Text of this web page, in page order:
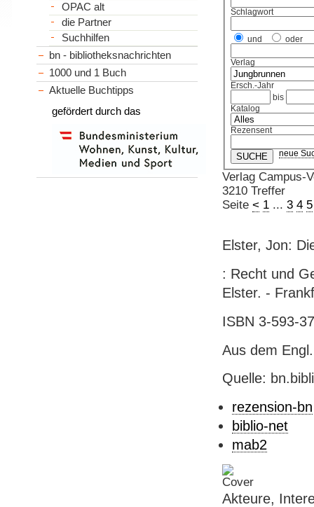
Schlagwort
und oder
Verlag
Ersch.-Jahr
bis
Katalog
Rezensent
neue
Verlag Campus-
3210 Treffer
Seite < 1... 3 4 5
Elster, Jon:
: Recht und
Elster. -
ISBN 3-593-
Aus dem
Quelle:
rezension-bn
biblio-net
mab2
Akteure,
OPAC alt
die Partner
Suchhilfen
bn - bibliotheksnachrichten
1000 und 1 Buch
Aktuelle Buchtipps
gefördert durch das